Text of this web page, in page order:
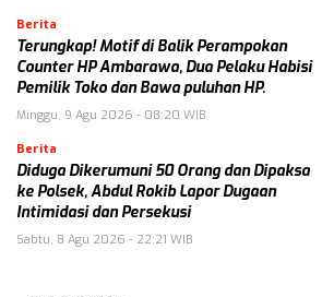
Berita
Terungkap! Motif di Balik Perampokan
Counter HP Ambarawa, Dua Pelaku Habisi
Pemilik Toko dan Bawa puluhan HP.
Minggu, 9 Agu 2026 - 08:20 WIB
Berita
Diduga Dikerumuni 50 Orang dan Dipaksa
ke Polsek, Abdul Rokib Lapor Dugaan
Intimidasi dan Persekusi
Sabtu, 8 Agu 2026 - 22:21 WIB